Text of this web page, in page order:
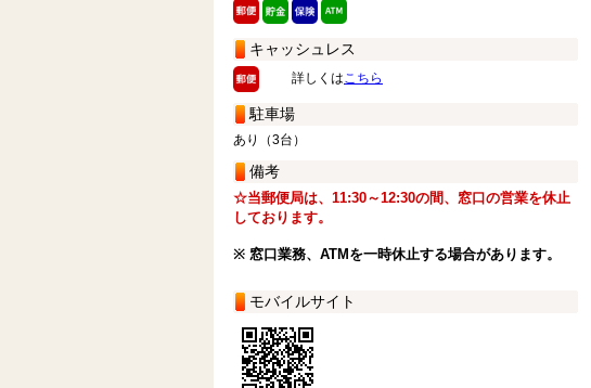
キャッシュレス
詳しくはこちら
駐車場
あり（3台）
備考
☆当郵便局は、11:30～12:30の間、窓口の営業を休止
しております。
※ 窓口業務、ATMを一時休止する場合があります。
モバイルサイト